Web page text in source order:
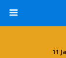
11